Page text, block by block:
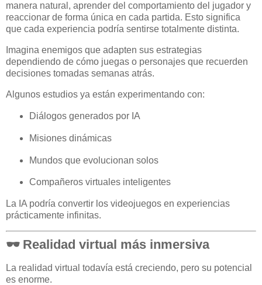
manera natural, aprender del comportamiento del jugador y
reaccionar de forma única en cada partida. Esto significa
que cada experiencia podría sentirse totalmente distinta.
Imagina enemigos que adapten sus estrategias
dependiendo de cómo juegas o personajes que recuerden
decisiones tomadas semanas atrás.
Algunos estudios ya están experimentando con:
Diálogos generados por IA
Misiones dinámicas
Mundos que evolucionan solos
Compañeros virtuales inteligentes
La IA podría convertir los videojuegos en experiencias
prácticamente infinitas.
🕶️ Realidad virtual más inmersiva
La realidad virtual todavía está creciendo, pero su potencial
es enorme.